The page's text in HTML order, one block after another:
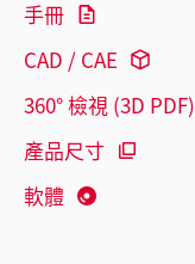
手冊
CAD / CAE
360° 檢視 (3D PDF)
產品尺寸
軟體